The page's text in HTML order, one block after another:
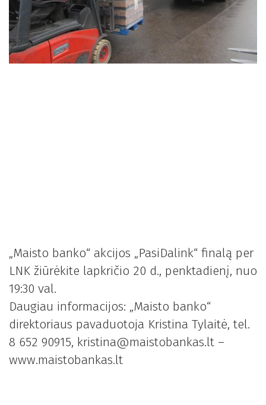
„Maisto banko“ akcijos „PasiDalink“ finalą per
LNK žiūrėkite lapkričio 20 d., penktadienį, nuo
19:30 val.
Daugiau informacijos: „Maisto banko“
direktoriaus pavaduotoja Kristina Tylaitė, tel.
8 652 90915, kristina@maistobankas.lt –
www.maistobankas.lt